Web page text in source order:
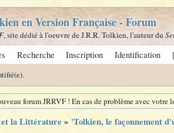
en Version Française - Forum
, site dédié à l'oeuvre de J.R.R. Tolkien, l'auteur du
Recherche Inscription Identification
forum JRRVF ! En cas de problème avec
la Littérature » 'Tolkien, le façonnement